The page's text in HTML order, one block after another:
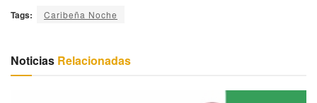
Tags: Caribeña Noche
Noticias Relacionadas